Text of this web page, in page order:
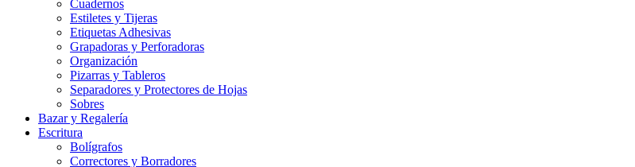
Cuadernos
Estiletes y Tijeras
Etiquetas Adhesivas
Grapadoras y Perforadoras
Organización
Pizarras y Tableros
Separadores y Protectores de Hojas
Sobres
Bazar y Regalería
Escritura
Bolígrafos
Correctores y Borradores